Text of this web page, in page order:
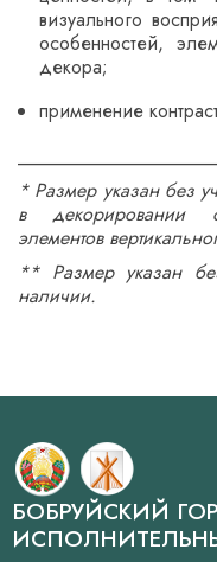
визуального
особенностей,
декора;
применение
* Размер указан без
в декорировании
элементов
** Размер указан
наличии.
БОБРУЙСКИЙ